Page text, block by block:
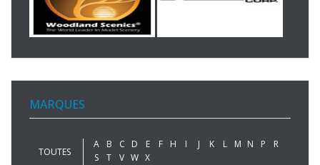
MARQUES
TOUTES
A B C D E F H I J K L M N P
R
S
T V W X